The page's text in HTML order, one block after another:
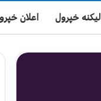
لیکنه خپرول اعلان